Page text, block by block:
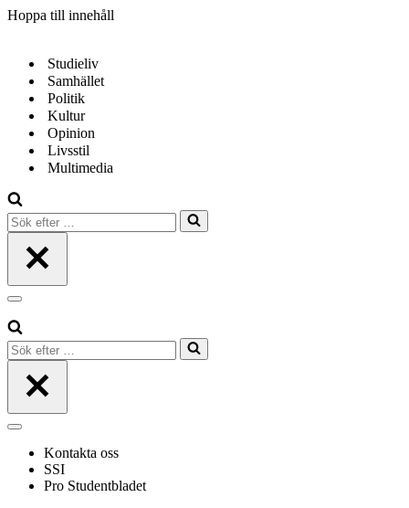
Hoppa till innehåll
Studieliv
Samhället
Politik
Kultur
Opinion
Livsstil
Multimedia
Sök
efter
Navigeringsmeny
Sök
efter
Navigeringsmeny
Kontakta oss
SSI
Pro Studentbladet